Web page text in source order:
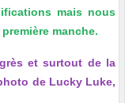
mais nous
manche.
et surtout de la
de Lucky Luke,